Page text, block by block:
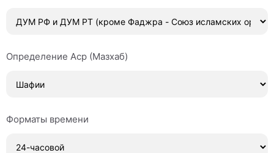
Определение Аср (Мазхаб)
Форматы времени